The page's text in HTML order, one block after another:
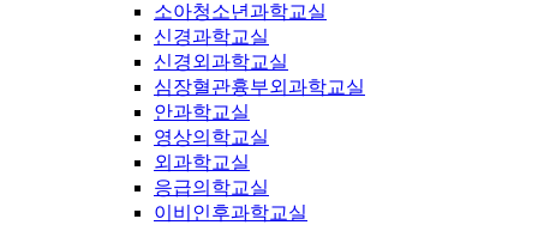
소아청소년과학교실
신경과학교실
신경외과학교실
심장혈관흉부외과학교실
안과학교실
영상의학교실
외과학교실
응급의학교실
이비인후과학교실